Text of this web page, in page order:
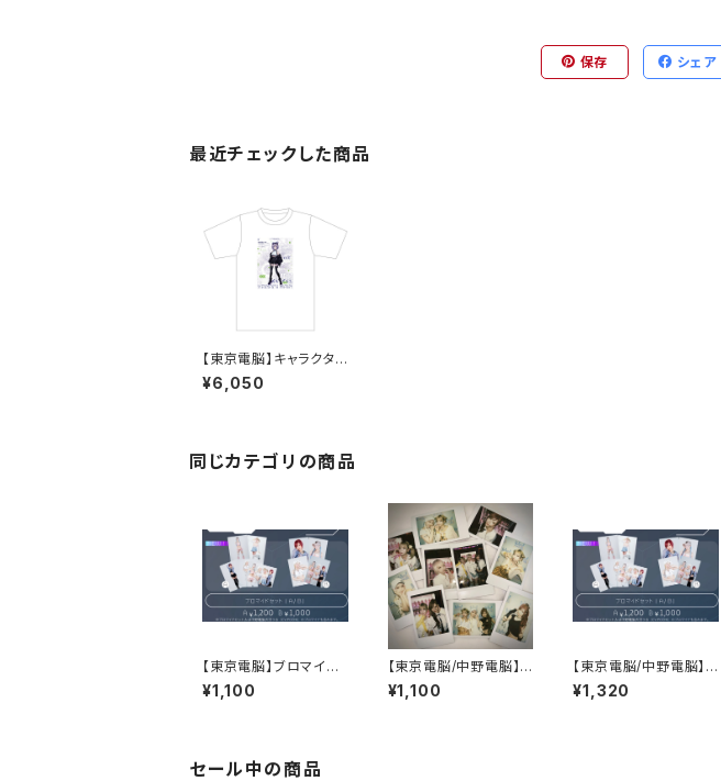
保存 シェア
最近チェックした商品
【東京電脳】キャラクタ
ーTシャツ 第二章ver.
（八波零音）
¥6,050
同じカテゴリの商品
【東京電脳】ブロマイド
セットB NEOKYO CR
UISE ver.
¥1,100
【東京電脳/中野電脳】イ
ベントランダムチェキ
- 8/1,2 Lives In Lon
¥1,100
【東京電脳/中野電脳】ブ
ロマイドセットA NEOK
YO CRUISE ver.
¥1,320
セール中の商品